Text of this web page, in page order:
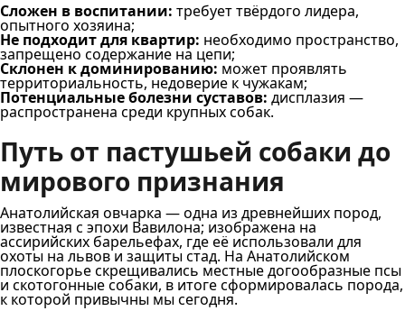
Сложен в воспитании: требует твёрдого лидера,
опытного хозяина;
Не подходит для квартир: необходимо пространство,
запрещено содержание на цепи;
Склонен к доминированию: может проявлять
территориальность, недоверие к чужакам;
Потенциальные болезни суставов: дисплазия —
распространена среди крупных собак.
Путь от пастушьей собаки до
мирового признания
Анатолийская овчарка — одна из древнейших пород,
известная с эпохи Вавилона; изображена на
ассирийских барельефах, где её использовали для
охоты на львов и защиты стад. На Анатолийском
плоскогорье скрещивались местные догообразные псы
и скотогонные собаки, в итоге сформировалась порода,
к которой привычны мы сегодня.